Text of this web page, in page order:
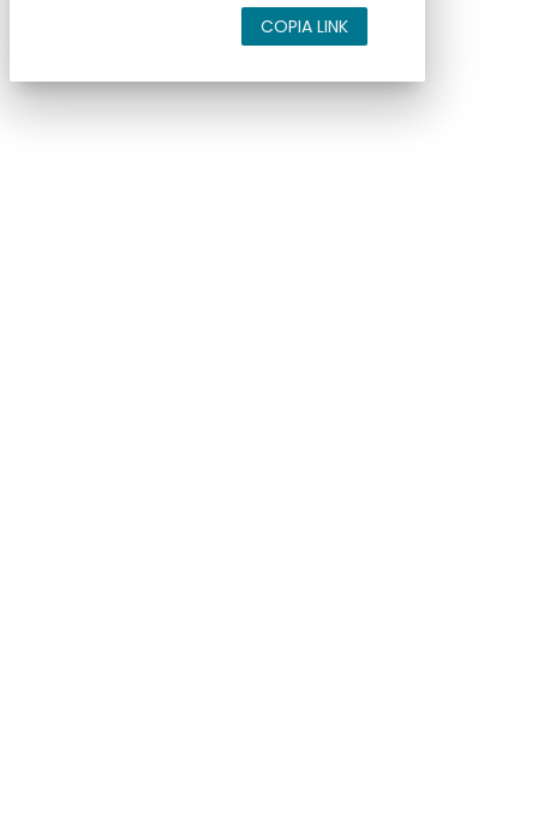
COPIA LINK